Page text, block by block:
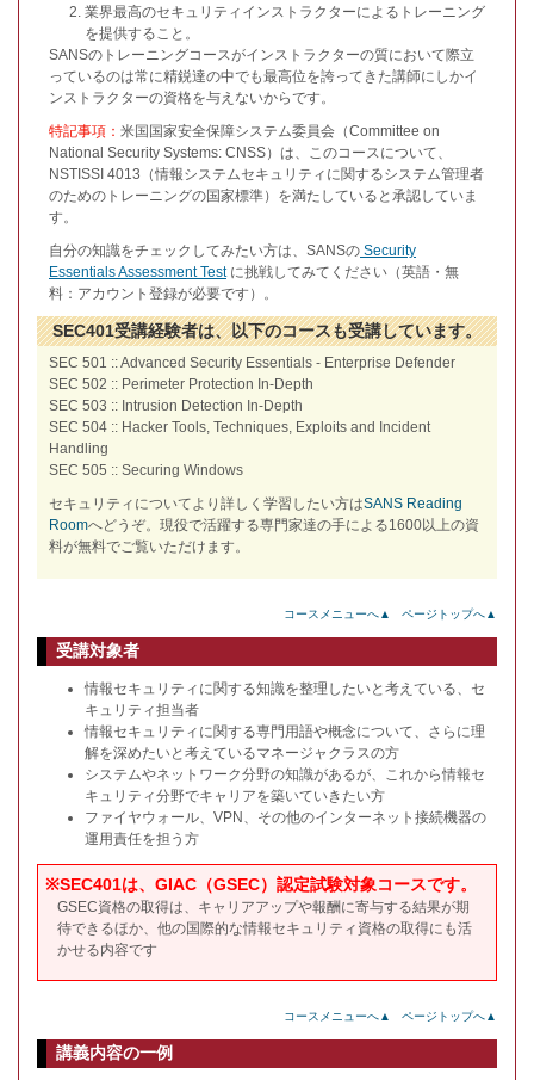
業界最高のセキュリティインストラクターによるトレーニング
を提供すること。
SANSのトレーニングコースがインストラクターの質において際立
っているのは常に精鋭達の中でも最高位を誇ってきた講師にしかイ
ンストラクターの資格を与えないからです。
特記事項： 米国国家安全保障システム委員会（Committee on
National Security Systems: CNSS）は、このコースについて、
NSTISSI 4013（情報システムセキュリティに関するシステム管理者
のためのトレーニングの国家標準）を満たしていると承認していま
す。
自分の知識をチェックしてみたい方は、SANSの Security
Essentials Assessment Testに挑戦してみてください（英語・無
料：アカウント登録が必要です）。
SEC401受講経験者は、以下のコースも受講しています。
SEC 501 :: Advanced Security Essentials - Enterprise Defender
SEC 502 :: Perimeter Protection In-Depth
SEC 503 :: Intrusion Detection In-Depth
SEC 504 :: Hacker Tools, Techniques, Exploits and Incident
Handling
SEC 505 :: Securing Windows
セキュリティについてより詳しく学習したい方はSANS Reading
Roomへどうぞ。現役で活躍する専門家達の手による1600以上の資
料が無料でご覧いただけます。
コースメニューへ▲ ページトップへ▲
受講対象者
情報セキュリティに関する知識を整理したいと考えている、セ
キュリティ担当者
情報セキュリティに関する専門用語や概念について、さらに理
解を深めたいと考えているマネージャクラスの方
システムやネットワーク分野の知識があるが、これから情報セ
キュリティ分野でキャリアを築いていきたい方
ファイヤウォール、VPN、その他のインターネット接続機器の
運用責任を担う方
※SEC401は、GIAC（GSEC）認定試験対象コースです。
GSEC資格の取得は、キャリアアップや報酬に寄与する結果が期
待できるほか、他の国際的な情報セキュリティ資格の取得にも活
かせる内容です
コースメニューへ▲ ページトップへ▲
講義内容の一例